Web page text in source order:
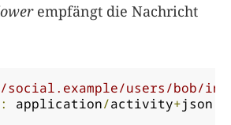
empfängt die Nachricht
social.example/users/bob/
: application/activity+json